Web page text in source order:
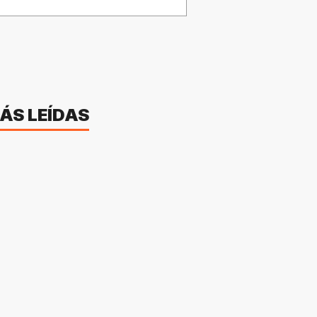
LEÍDAS